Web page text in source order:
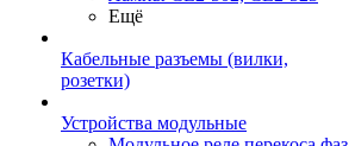
Ещё
Кабельные разъемы (вилки,
розетки)
Устройства модульные